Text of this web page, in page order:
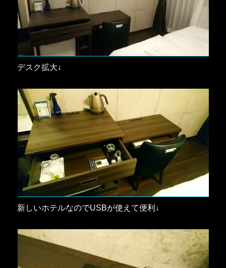
デスク拡大↓
新しいホテルなのでUSBが使えて便利↓